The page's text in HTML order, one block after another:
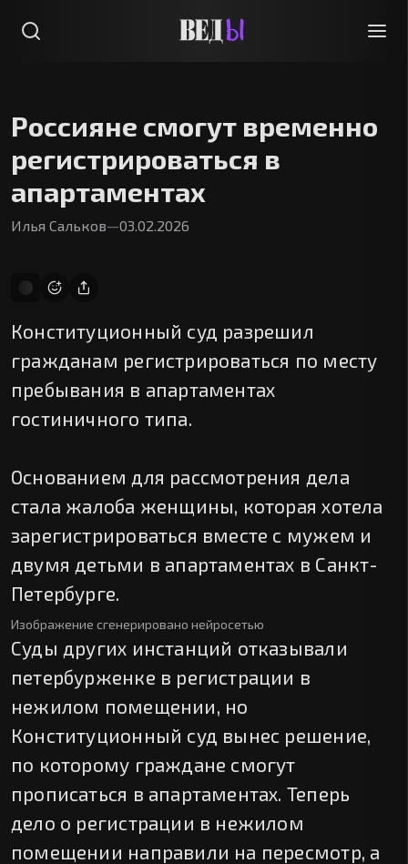
Россияне смогут временно
регистрироваться в
апартаментах
Илья Сальков—03.02.2026
Конституционный суд разрешил
гражданам регистрироваться по месту
пребывания в апартаментах
гостиничного типа.
Основанием для рассмотрения дела
стала жалоба женщины, которая хотела
зарегистрироваться вместе с мужем и
двумя детьми в апартаментах в Санкт-
Петербурге.
Изображение сгенерировано нейросетью
Суды других инстанций отказывали
петербурженке в регистрации в
нежилом помещении, но
Конституционный суд вынес решение,
по которому граждане смогут
прописаться в апартаментах. Теперь
дело о регистрации в нежилом
помещении направили на пересмотр, а